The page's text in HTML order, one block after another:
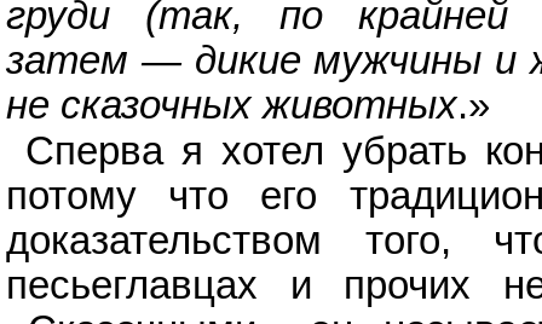
груди (так, по крайней
затем — дикие мужчины и
не сказочных животных.»
Сперва я хотел убрать
потому что его
доказательством
песьеглавцах и прочих